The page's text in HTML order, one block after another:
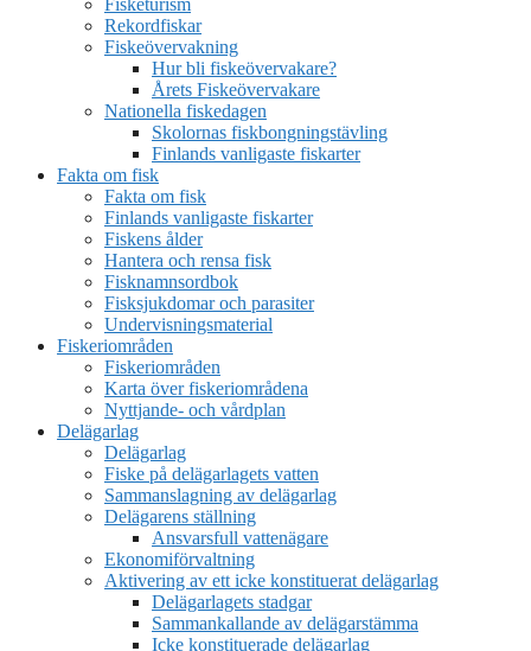
Fisketurism
Rekordfiskar
Fiskeövervakning
Hur bli fiskeövervakare?
Årets Fiskeövervakare
Nationella fiskedagen
Skolornas fiskbongningstävling
Finlands vanligaste fiskarter
Fakta om fisk
Fakta om fisk
Finlands vanligaste fiskarter
Fiskens ålder
Hantera och rensa fisk
Fisknamnsordbok
Fisksjukdomar och parasiter
Undervisningsmaterial
Fiskeriområden
Fiskeriområden
Karta över fiskeriområdena
Nyttjande- och vårdplan
Delägarlag
Delägarlag
Fiske på delägarlagets vatten
Sammanslagning av delägarlag
Delägarens ställning
Ansvarsfull vattenägare
Ekonomiförvaltning
Aktivering av ett icke konstituerat delägarlag
Delägarlagets stadgar
Sammankallande av delägarstämma
Icke konstituerade delägarlag